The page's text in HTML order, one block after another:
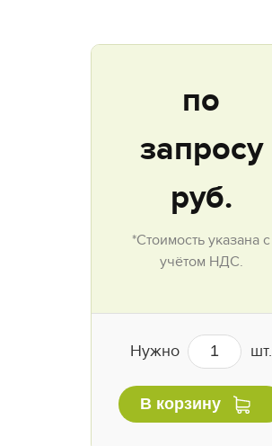
по
запросу
руб.
*Стоимость указана с
учётом НДС.
Нужно шт.
В корзину